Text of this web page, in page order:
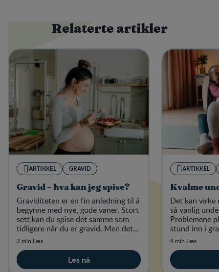
Relaterte artikler
ARTIKKEL GRAVID
Gravid – hva kan jeg spise?
Graviditeten er en fin anledning til å
begynne med nye, gode vaner. Stort
sett kan du spise det samme som
tidligere når du er gravid. Men det
finnes enkelte matvarer du bør være
2 min Læs
Les nå
ARTIKKEL
Kvalme
Det kan virke
så vanlig
Problemene
stund inn i
slipper helt
4 min Læs